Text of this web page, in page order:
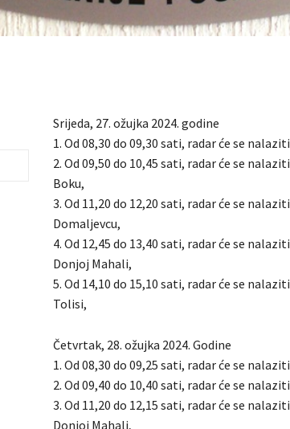
Srijeda, 27. ožujka 2024. godine
1. Od 08,30 do 09,30 sati, radar će se
2. Od 09,50 do 10,45 sati, radar će se
Boku,
3. Od 11,20 do 12,20 sati, radar će se
Domaljevcu,
4. Od 12,45 do 13,40 sati, radar će se
Donjoj Mahali,
5. Od 14,10 do 15,10 sati, radar će se
Tolisi,
Četvrtak, 28. ožujka 2024. Godine
1. Od 08,30 do 09,25 sati, radar će se
2. Od 09,40 do 10,40 sati, radar će se
3. Od 11,20 do 12,15 sati, radar će se
Donjoj Mahali,